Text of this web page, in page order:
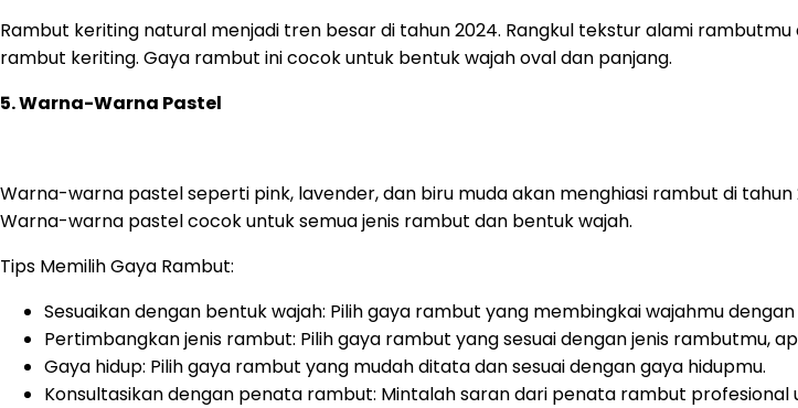
Rambut keriting natural menjadi tren besar di tahun 2024. Rangkul tekstur alami
rambut keriting. Gaya rambut ini cocok untuk bentuk wajah oval dan panjang.
5. Warna-Warna Pastel
Warna-warna pastel seperti pink, lavender, dan biru muda akan menghiasi rambut di
Warna-warna pastel cocok untuk semua jenis rambut dan bentuk wajah.
Tips Memilih Gaya Rambut:
Sesuaikan dengan bentuk wajah: Pilih gaya rambut yang membingkai wajahmu dengan
Pertimbangkan jenis rambut: Pilih gaya rambut yang sesuai dengan jenis rambutmu,
Gaya hidup: Pilih gaya rambut yang mudah ditata dan sesuai dengan gaya hidupmu.
Konsultasikan dengan penata rambut: Mintalah saran dari penata rambut